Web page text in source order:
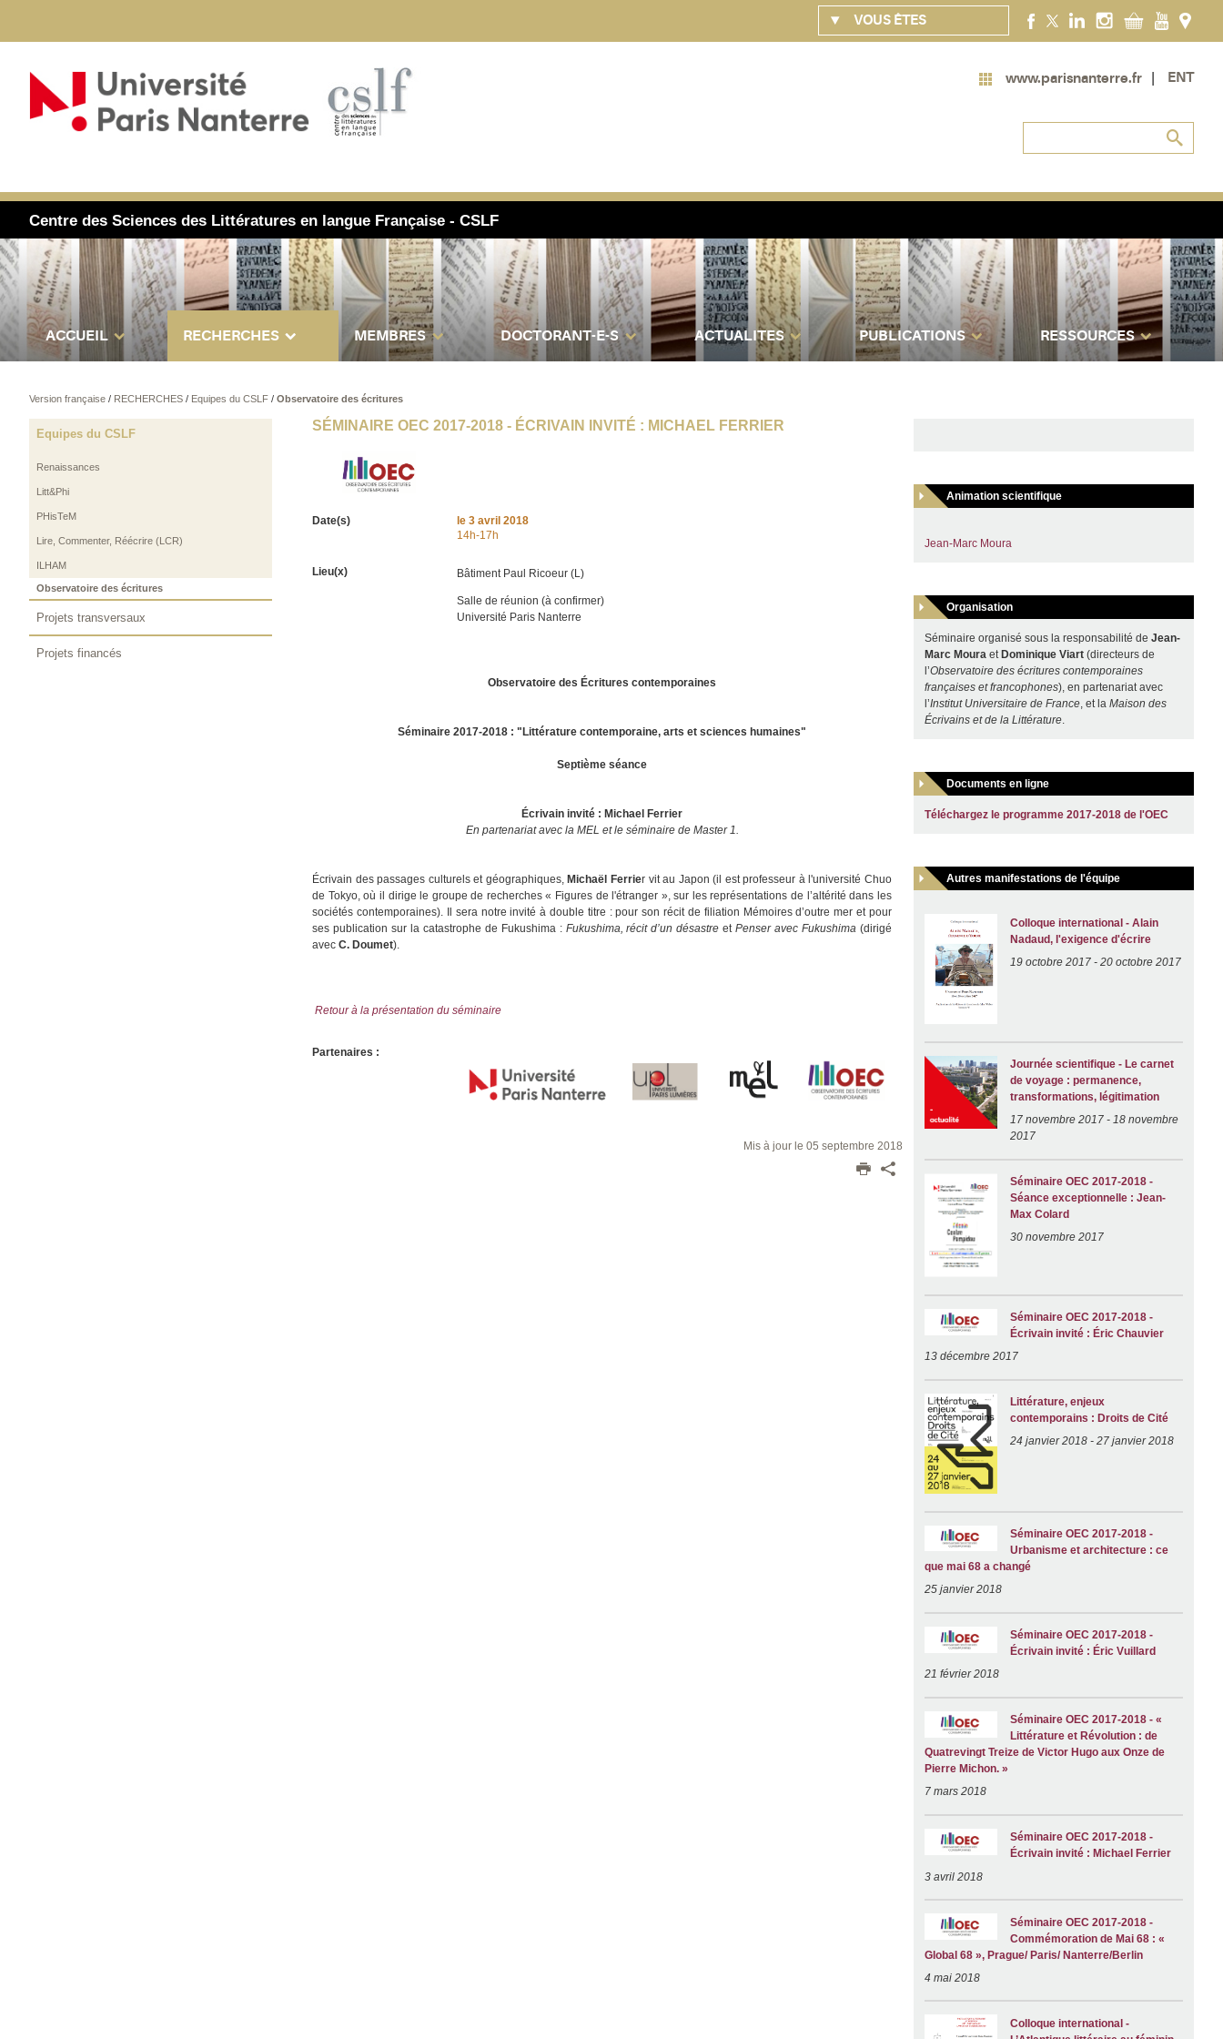
VOUS ÊTES
www.parisnanterre.fr ENT
Centre des Sciences des Littératures en langue Française - CSLF
ACCUEIL RECHERCHES MEMBRES DOCTORANT-E-S ACTUALITES PUBLICATIONS RESSOURCES
Version française/ RECHERCHES/ Equipes du CSLF/ Observatoire des écritures
SÉMINAIRE OEC 2017-2018 - ÉCRIVAIN INVITÉ : MICHAEL FERRIER
Date(s) le 3 avril 2018
14h-17h
Lieu(x) Bâtiment Paul Ricoeur (L)
Salle de réunion (à confirmer)
Université Paris Nanterre
Observatoire des Écritures contemporaines
Séminaire 2017-2018 : "Littérature contemporaine, arts et sciences humaines"
Septième séance
Écrivain invité : Michael Ferrier
En partenariat avec la MEL et le séminaire de Master 1.
Écrivain des passages culturels et géographiques,Michaël Ferrier vit au Japon (il est professeur à l'université Chuo
de Tokyo, où il dirige le groupe de recherches « Figures de l'étranger », sur les représentations de l’altérité dans les
sociétés contemporaines). Il sera notre invité à double titre : pour son récit de filiation Mémoires d’outre mer et pour
ses publication sur la catastrophe de Fukushima : Fukushima, récit d’un désastreetPenser avec Fukushima (dirigé
avecC. Doumet).
Retour à la présentation du séminaire
Partenaires :
Mis à jour le 05 septembre 2018
Animation scientifique
Jean-Marc Moura
Organisation
Séminaire organisé sous la responsabilité de Jean-
Marc Moura et Dominique Viart (directeurs de
l’Observatoire des écritures contemporaines
françaises et francophones), en partenariat avec
l’Institut Universitaire de France, et la Maison des
Écrivains et de la Littérature.
Documents en ligne
Téléchargez le programme 2017-2018 de l'OEC
Autres manifestations de l'équipe
Colloque international - Alain
Nadaud, l'exigence d'écrire
19 octobre 2017- 20 octobre 2017
Journée scientifique - Le carnet
de voyage : permanence,
transformations, légitimation
17 novembre 2017- 18 novembre
2017
Séminaire OEC 2017-2018 -
Séance exceptionnelle : Jean-
Max Colard
30 novembre 2017
Séminaire OEC 2017-2018 -
Écrivain invité : Éric Chauvier
13 décembre 2017
Littérature, enjeux
contemporains : Droits de Cité
24 janvier 2018- 27 janvier 2018
Séminaire OEC 2017-2018 -
Urbanisme et architecture : ce
que mai 68 a changé
25 janvier 2018
Séminaire OEC 2017-2018 -
Écrivain invité : Éric Vuillard
21 février 2018
Séminaire OEC 2017-2018 - «
Littérature et Révolution : de
Quatrevingt Treize de Victor Hugo aux Onze de
Pierre Michon. »
7 mars 2018
Séminaire OEC 2017-2018 -
Écrivain invité : Michael Ferrier
3 avril 2018
Séminaire OEC 2017-2018 -
Commémoration de Mai 68 : «
Global 68 », Prague/ Paris/ Nanterre/Berlin
4 mai 2018
Colloque international -
Equipes du CSLF
Renaissances
Litt&Phi
PHisTeM
Lire, Commenter, Réécrire (LCR)
ILHAM
Observatoire des écritures
Projets transversaux
Projets financés